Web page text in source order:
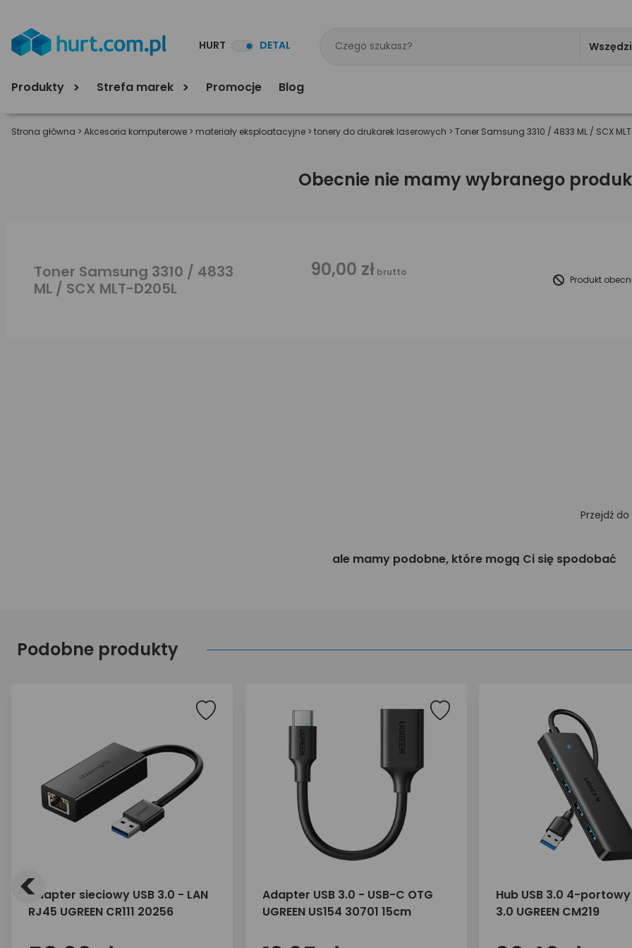
HURT DETAL
Produkty Strefa marek Promocje Blog
Strona główna > Akcesoria komputerowe > materiały eksploatacyjne > tonery do drukarek laserowych > Toner Samsung 3310 / 4833 ML / SCX
Obecnie nie mamy wybranego
Toner Samsung 3310 / 4833
ML / SCX MLT-D205L
90,00 zł brutto
Produkt
Przejdź do
ale mamy podobne, które mogą Ci się spodobać
Podobne produkty
Adapter sieciowy USB 3.0 - LAN
RJ45 UGREEN CR111 20256
Adapter USB 3.0 - USB-C OTG
UGREEN US154 30701 15cm
Hub USB 3.0 4-portowy
3.0 UGREEN CM219
<